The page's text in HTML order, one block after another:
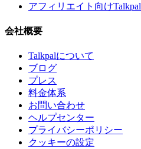
アフィリエイト向けTalkpal
会社概要
Talkpalについて
ブログ
プレス
料金体系
お問い合わせ
ヘルプセンター
プライバシーポリシー
クッキーの設定